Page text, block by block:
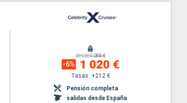
desde1 088 €
-6% 1 020 €
Tasas: +212 €
Pensión completa
salidas desde España